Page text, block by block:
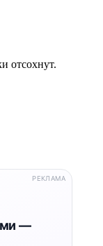
отсохнут.
—
РЕКЛАМА